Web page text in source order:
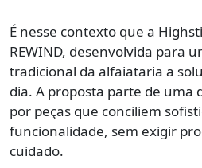
É nesse contexto que a
REWIND, desenvolvida para
tradicional da alfaiataria a
dia. A proposta parte de uma
por peças que conciliem
funcionalidade, sem exigir
cuidado.